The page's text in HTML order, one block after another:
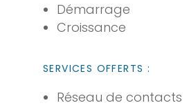
Démarrage
Croissance
SERVICES OFFERTS :
Réseau de contacts